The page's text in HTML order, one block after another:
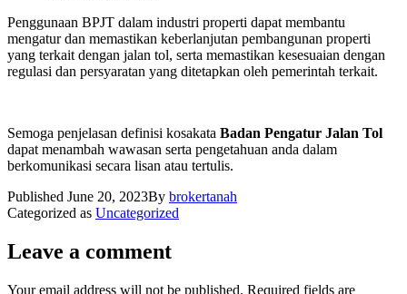
Penggunaan BPJT dalam industri properti dapat membantu
mengatur dan memastikan keberlanjutan pembangunan properti
yang terkait dengan jalan tol, serta memastikan kesesuaian dengan
regulasi dan persyaratan yang ditetapkan oleh pemerintah terkait.
Semoga penjelasan definisi kosakata Badan Pengatur Jalan Tol
dapat menambah wawasan serta pengetahuan anda dalam
berkomunikasi secara lisan atau tertulis.
Published June 20, 2023By brokertanah
Categorized as Uncategorized
Leave a comment
Your email address will not be published. Required fields are